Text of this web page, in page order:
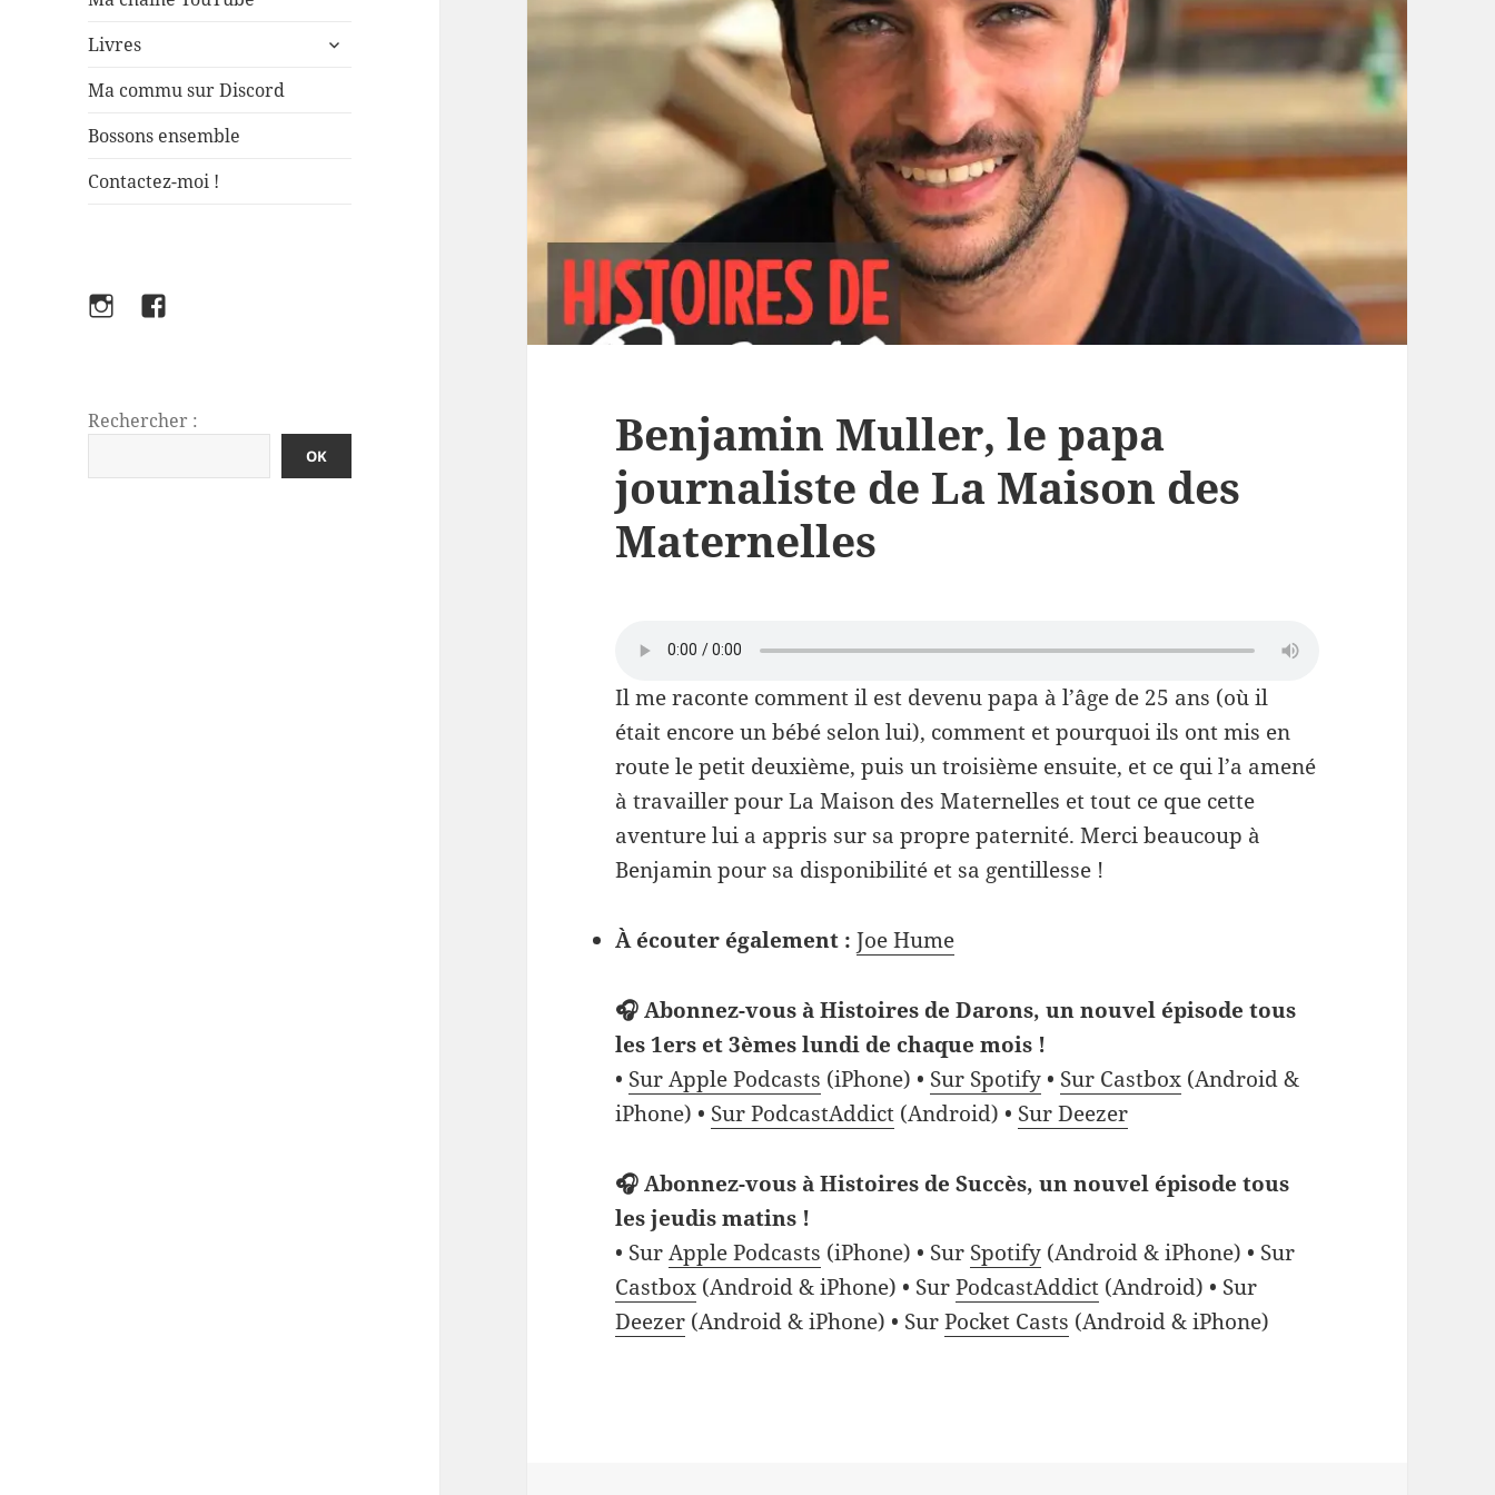
Livres
ouvrir
Ma commu sur Discord
Bossons ensemble
Contactez-moi !
InstagramFacebook
Rechercher :
OK
Benjamin Muller, le papa
journaliste de La Maison des
Maternelles
Il me raconte comment il est devenu papa à l’âge de 25 ans (où il
était encore un bébé selon lui), comment et pourquoi ils ont mis en
route le petit deuxième, puis un troisième ensuite, et ce qui l’a amené
à travailler pour La Maison des Maternelles et tout ce que cette
aventure lui a appris sur sa propre paternité. Merci beaucoup à
Benjamin pour sa disponibilité et sa gentillesse !
À écouter également : Joe Hume
🎧 Abonnez-vous à Histoires de Darons, un nouvel épisode tous
les 1ers et 3èmes lundi de chaque mois !
• Sur Apple Podcasts (iPhone) • Sur Spotify • Sur Castbox (Android &
iPhone) • Sur PodcastAddict (Android) • Sur Deezer
🎧 Abonnez-vous à Histoires de Succès, un nouvel épisode tous
les jeudis matins !
• SurApple Podcasts (iPhone) • Sur Spotify (Android & iPhone) • Sur
Castbox (Android & iPhone) • SurPodcastAddict (Android) • Sur
Deezer (Android & iPhone) • SurPocket Casts (Android & iPhone)